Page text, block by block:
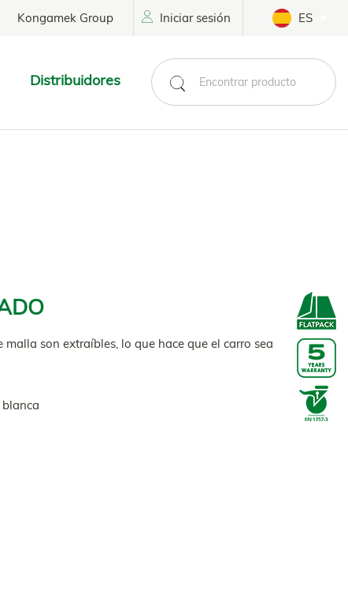
Kongamek Group Iniciar sesión ES
Distribuidores
son extraíbles, lo que hace que el carro sea